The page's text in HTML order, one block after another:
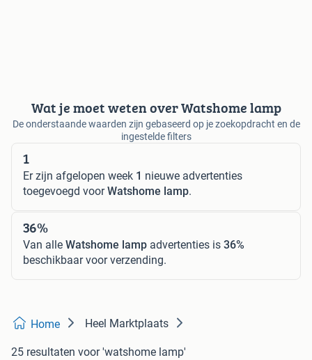
Wat je moet weten over Watshome lamp
De onderstaande waarden zijn gebaseerd op je zoekopdracht en de
ingestelde filters
1
Er zijn afgelopen week 1 nieuwe advertenties
toegevoegd voorWatshome lamp.
36%
Van alle Watshome lamp advertenties is 36%
beschikbaar voor verzending.
Home Heel Marktplaats
25 resultaten voor 'watshome lamp'